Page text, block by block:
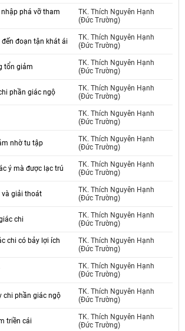
phá vỡ tham
TK. Thích Nguyên Hạnh
(Đức Trường)
đoạn tận khát ái
TK. Thích Nguyên Hạnh
(Đức Trường)
tổn giảm
TK. Thích Nguyên Hạnh
(Đức Trường)
phần giác ngộ
TK. Thích Nguyên Hạnh
(Đức Trường)
TK. Thích Nguyên Hạnh
(Đức Trường)
nhờ tu tập
TK. Thích Nguyên Hạnh
(Đức Trường)
ý mà được lạc trú
TK. Thích Nguyên Hạnh
(Đức Trường)
và giải thoát
TK. Thích Nguyên Hạnh
(Đức Trường)
chi
TK. Thích Nguyên Hạnh
(Đức Trường)
chi có bảy lợi ích
TK. Thích Nguyên Hạnh
(Đức Trường)
TK. Thích Nguyên Hạnh
(Đức Trường)
chi phần giác ngộ
TK. Thích Nguyên Hạnh
(Đức Trường)
triền cái
TK. Thích Nguyên Hạnh
(Đức Trường)